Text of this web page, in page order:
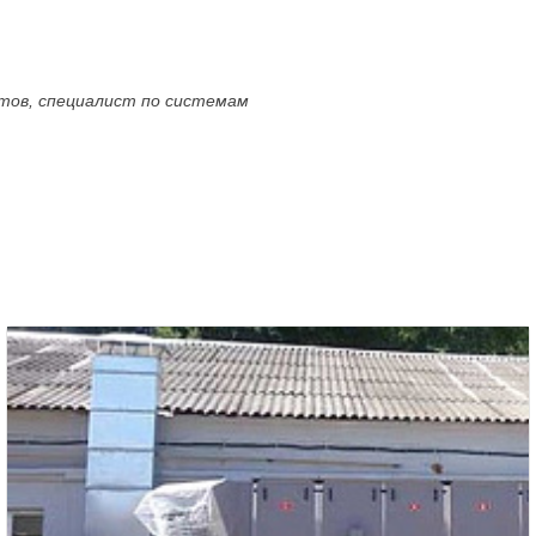
специалист по системам